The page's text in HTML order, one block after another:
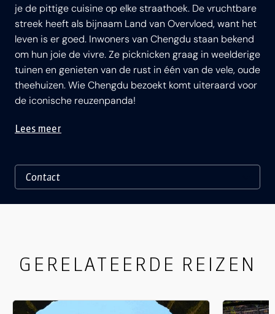
je de pittige cuisine op elke straathoek. De vruchtbare
streek heeft als bijnaam Land van Overvloed, want het
leven is er goed. Inwoners van Chengdu staan bekend
om hun joie de vivre. Ze picknicken graag in weelderige
tuinen en genieten van de rust in één van de vele, oude
theehuizen. Wie Chengdu bezoekt komt uiteraard voor
de iconische reuzenpanda!
Lees meer
GERELATEERDE REIZEN